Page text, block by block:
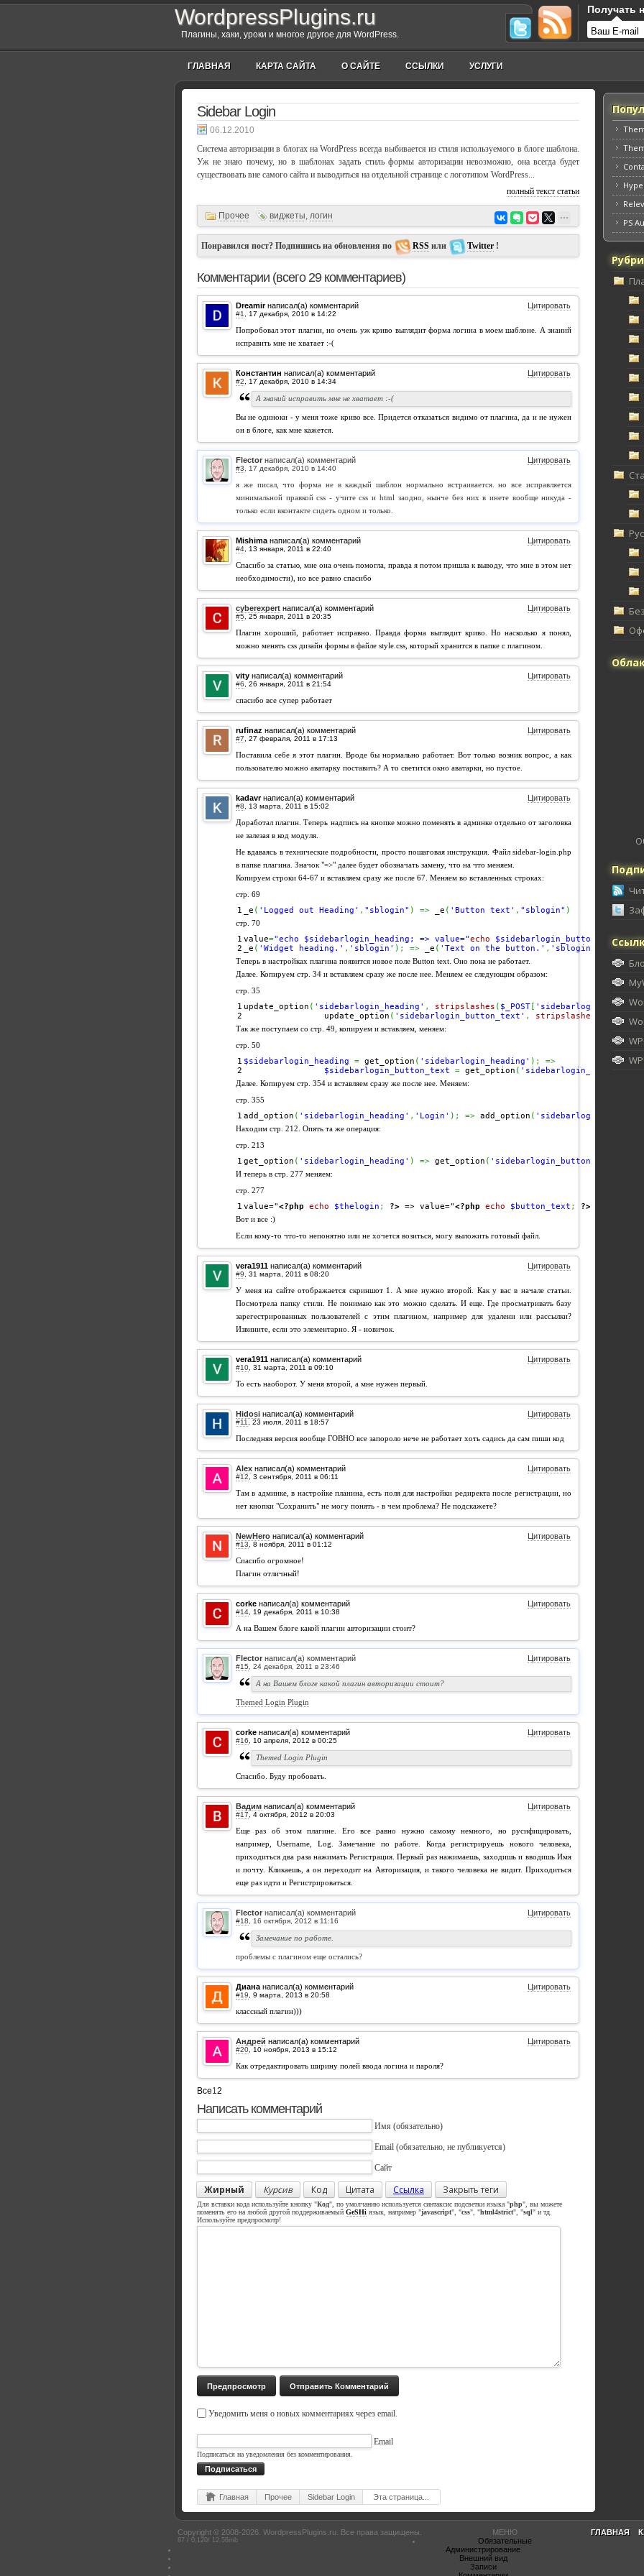
WordpressPlugins.ru
Плагины, хаки, уроки и многое другое для WordPress.
ГЛАВНАЯ КАРТА САЙТА О САЙТЕ ССЫЛКИ УСЛУГИ
Получать
Sidebar Login
06.12.2010
Система авторизации в блогах на WordPress всегда выбивается из стиля используемого в блоге шаблона.
Уж не знаю почему, но в шаблонах задать стиль формы авторизации невозможно, она всегда будет
существовать вне самого сайта и выводиться на отдельной странице с логотипом WordPress...
полный текст статьи
Прочее виджеты, логин
Понравился пост? Подпишись на обновления по RSS или Twitter !
Комментарии (всего 29 комментариев)
Dreamirнаписал(а) комментарий Цитировать
#1
Попробовал этот плагин, но очень уж криво выглядит форма логина в моем шаблоне. А знаний
исправить мне не хватает :-(
Константин написал(а) комментарий Цитировать
#2
А знаний исправить мне не хватает :-(
Вы не одиноки - у меня тоже криво все. Придется отказаться видимо от плагина, да и не нужен
он в блоге, как мне кажется.
Flector написал(а) комментарий Цитировать
#3
я же писал, что форма не в каждый шаблон нормально встраивается. но все исправляется
минимальной правкой css - учите css и html заодно, нынче без них в инете вообще никуда -
только если вконтакте сидеть одном и только.
Mishima написал(а) комментарий Цитировать
#4
Спасибо за статью, мне она очень помогла, правда я потом пришла к выводу, что мне в этом нет
необходимости), но все равно спасибо
cyberexpert написал(а) комментарий Цитировать
#5
Плагин хороший, работает исправно. Правда форма выглядит криво. Но насколько я понял,
можно менять css дизайн формы в файле style.css, который хранится в папке с плагином.
vity написал(а) комментарий Цитировать
#6
спасибо все супер работает
rufinaz написал(а) комментарий Цитировать
#7
Поставила себе я этот плагин. Вроде бы нормально работает. Вот только возник вопрос, а как
пользователю можно аватарку поставить? А то светится окно аватарки, но пустое.
kadavrнаписал(а) комментарий Цитировать
#8
Доработал плагин. Теперь надпись на кнопке можно поменять в админке отдельно от заголовка
не залезая в код модуля.
Не вдаваясь в технические подробности, просто пошаговая инструкция. Файл sidebar-login.php
в папке плагина. Значок "=>" далее будет обозначать замену, что на что меняем.
Копируем строки 64-67 и вставляем сразу же после 67. Меняем во вставленных строках:
стр. 69
_e ( 'Logged out Heading' , "sblogin" ) => _e ( 'Button text' , "sblogin" )
стр. 70
1 value="echo $sidebarlogin_heading; => value="echo $sidebarlogin_button_text;
_e ( 'Widget heading.' , 'sblogin' ) ; => _e ( 'Text on the button.' , 'sblogin'
Теперь в настройках плагина появится новое поле Button text. Оно пока не работает.
Далее. Копируем стр. 34 и вставляем сразу же после нее. Меняем ее следующим образом:
стр. 35
1 update_option ( 'sidebarlogin_heading' , stripslashes ( $_POST [ 'sidebarlogin_heading'
		update_option
( 'sidebarlogin_button_text' , stripslashes $_POST
Так же поступаем со стр. 49, копируем и вставляем, меняем:
стр. 50
1 $sidebarlogin_heading = get_option ( 'sidebarlogin_heading' ) ;
=>
$sidebarlogin_button_text
= get_option (
Далее. Копируем стр. 354 и вставляем сразу же после нее. Меняем:
стр. 355
add_option ( 'sidebarlogin_heading' , 'Login' ) ; => add_option (
Находим стр. 212. Опять та же операция:
стр. 213
get_option ( 'sidebarlogin_heading' ) => get_option ( 'sidebarlogin_button_text'
И теперь в стр. 277 меняем:
стр. 277
value="<?php echo $thelogin ; ?> => value="<?php echo $button_text ; ?>
Вот и все :)
Если кому-то что-то непонятно или не хочется возиться, могу выложить готовый файл.
vera1911 написал(а) комментарий Цитировать
#9
У меня на сайте отображается скриншот 1. А мне нужно второй. Как у вас в начале статьи.
Посмотрела папку стили. Не понимаю как это можно сделать. И еще. Где просматривать базу
зарегестрированных пользователей с этим плагином, например для удалени или рассылки?
Извините, если это элементарно. Я - новичок.
vera1911 написал(а) комментарий Цитировать
#10
То есть наоборот. У меня второй, а мне нужен первый.
Hidosi написал(а) комментарий Цитировать
#11
Последняя версия вообще ГОВНО все запороло нече не работает хоть садись да сам пиши код
Alex написал(а) комментарий Цитировать
#12
Там в админке, в настройке планина, есть поля для настройки редиректа после регистрации, но
нет кнопки "Сохранить" не могу понять - в чем проблема? Не подскажете?
NewHero написал(а) комментарий Цитировать
#13
Спасибо огромное!
Плагин отличный!
corke написал(а) комментарий Цитировать
#14
А на Вашем блоге какой плагин авторизации стоит?
Flector написал(а) комментарий Цитировать
#15
А на Вашем блоге какой плагин авторизации стоит?
Themed Login Plugin
corke написал(а) комментарий Цитировать
#16
Themed Login Plugin
Спасибо. Буду пробовать.
Вадим написал(а) комментарий Цитировать
#17
Еще раз об этом плагине. Его все равно нужно самому немного, но русифицировать,
например, Username, Log. Замечание по работе. Когда регистрируешь нового человека,
приходиться два раза нажимать Регистрация. Первый раз нажимаешь, заходишь и вводишь Имя
и почту. Кликаешь, а он переходит на Авторизация, и такого человека не видит. Приходиться
еще раз идти и Регистрироваться.
Flector написал(а) комментарий Цитировать
#18
Замечание по работе.
проблемы с плагином еще остались?
Диана написал(а) комментарий Цитировать
#19
классный плагин)))
Андрей написал(а) комментарий Цитировать
#20
Как отредактировать ширину полей ввода логина и пароля?
Все12
Написать комментарий
Имя (обязательно)
Email (обязательно, не публикуется)
Сайт
Жирный Курсив Код Цитата Ссылка Закрыть теги
Для вставки кода используйте кнопку "Код", по умолчанию используется синтаксис подсветки языка "php", вы можете
поменять его на любой другой поддерживаемый GeSHi язык, например "javascript", "css", "html4strict", "sql" и тд.
Используйте предпросмотр!
Уведомить меня о новых комментариях через email.
Email
Подписаться на уведомления без комментирования.
Подписаться
Главная Прочее Sidebar Login Эта страница...
PS
Copyright © 2008-2026. WordpressPlugins.ru . Все права защищены.
87 / 0,120/ 12.56mb
ГЛАВНАЯ
МЕНЮ
Обязательные
Администрирование
Внешний вид
Записи